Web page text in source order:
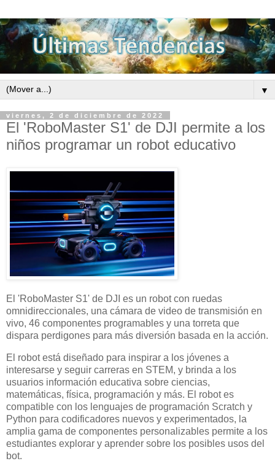
▼
viernes, 2 de diciembre de 2022
El 'RoboMaster S1' de DJI permite a los
niños programar un robot educativo
El 'RoboMaster S1' de DJI es un robot con ruedas
omnidireccionales, una cámara de video de transmisión en
vivo, 46 ​​componentes programables y una torreta que
dispara perdigones para más diversión basada en la acción.
El robot está diseñado para inspirar a los jóvenes a
interesarse y seguir carreras en STEM, y brinda a los
usuarios información educativa sobre ciencias,
matemáticas, física, programación y más. El robot es
compatible con los lenguajes de programación Scratch y
Python para codificadores nuevos y experimentados, la
amplia gama de componentes personalizables permite a los
estudiantes explorar y aprender sobre los posibles usos del
bot.